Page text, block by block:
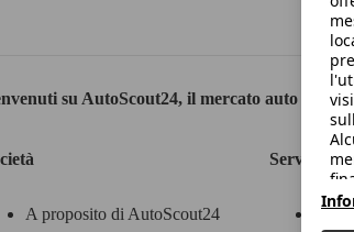
su AutoScout24, il mercato auto
A proposito di AutoScout24
Servizi